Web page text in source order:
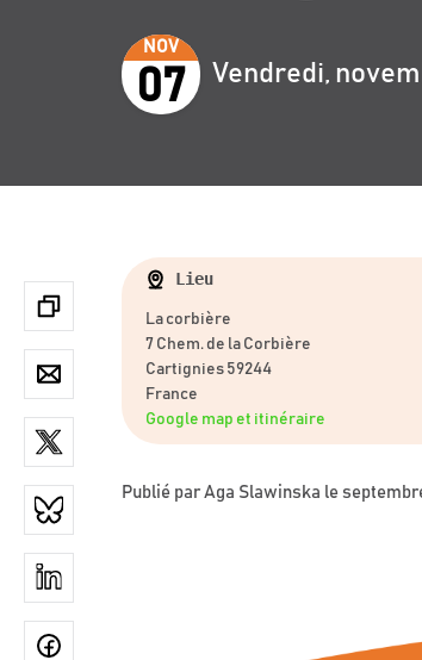
NOV
07 Vendredi,
Lieu
La corbière
7 Chem. de la Corbière
Cartignies 59244
France
Google map et itinéraire
Publié par Aga Slawinska le